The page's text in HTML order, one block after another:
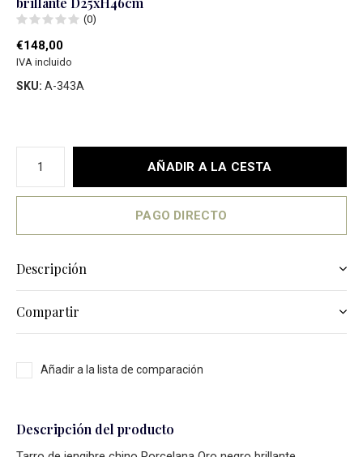
(0)
€148,00
IVA incluido
SKU: A-343A
AÑADIR A LA CESTA
PAGO DIRECTO
Descripción
Compartir
Añadir a la lista de comparación
Descripción del producto